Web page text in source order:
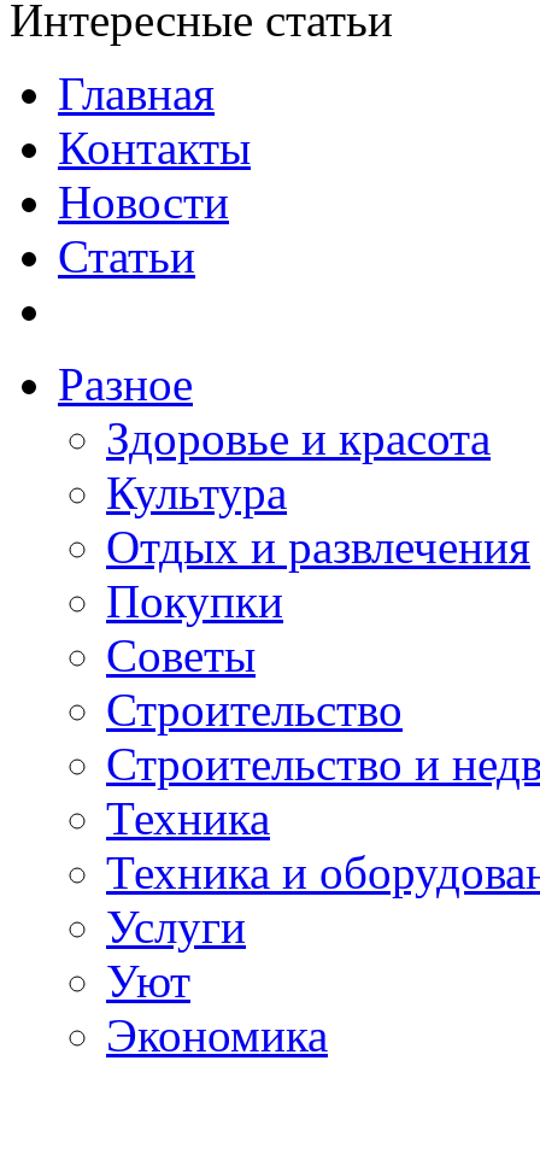
Интересные статьи
Главная
Контакты
Новости
Статьи
Разное
Здоровье и красота
Культура
Отдых и развлечения
Покупки
Советы
Строительство
Строительство и
Техника
Техника и
Услуги
Уют
Экономика